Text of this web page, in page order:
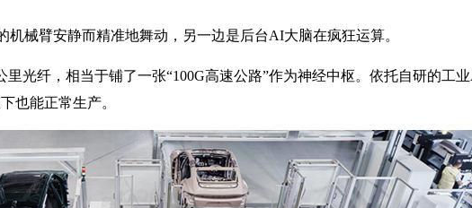
械臂安静而精准地舞动，另一边是后台AI大脑在疯狂运算。
光纤，相当于铺了一张“100G高速公路”作为神经中枢。依托自研的工
也能正常生产。